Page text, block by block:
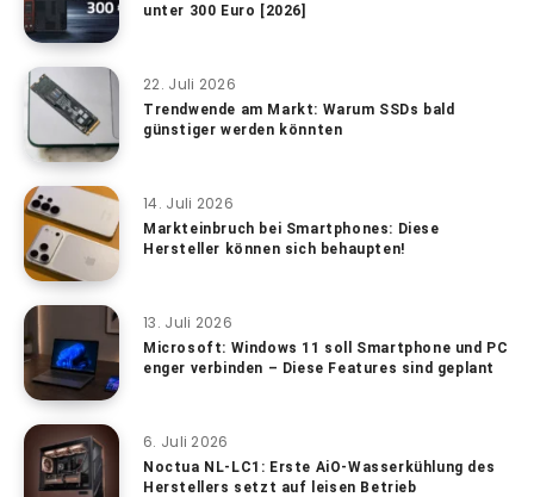
unter 300 Euro [2026]
22. Juli 2026
Trendwende am Markt: Warum SSDs bald
günstiger werden könnten
14. Juli 2026
Markteinbruch bei Smartphones: Diese
Hersteller können sich behaupten!
13. Juli 2026
Microsoft: Windows 11 soll Smartphone und PC
enger verbinden – Diese Features sind geplant
6. Juli 2026
Noctua NL-LC1: Erste AiO-Wasserkühlung des
Herstellers setzt auf leisen Betrieb